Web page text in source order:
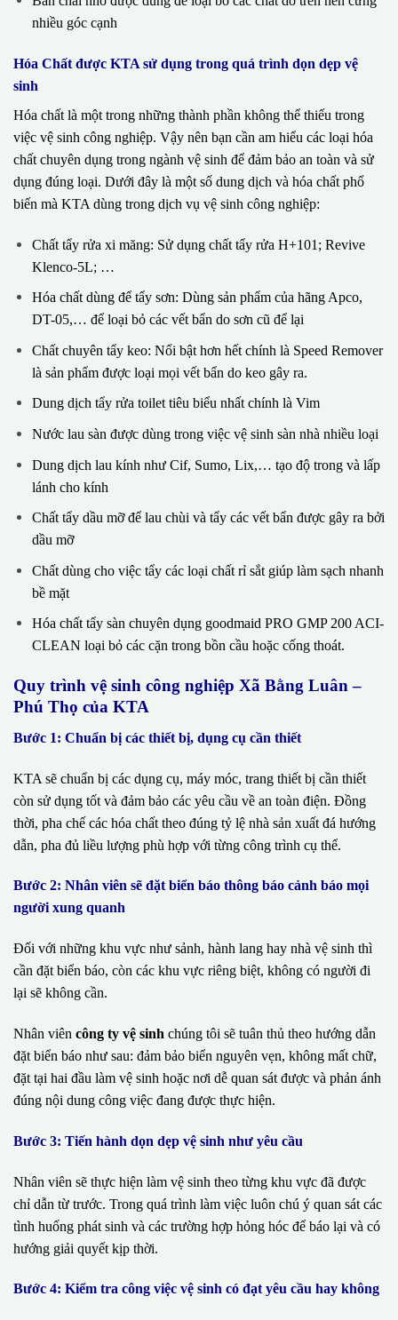
nhiều góc cạnh
Hóa Chất được KTA sử dụng trong quá trình dọn dẹp vệ
sinh
Hóa chất là một trong những thành phần không thể thiếu trong
việc vệ sinh công nghiệp. Vậy nên bạn cần am hiểu các loại hóa
chất chuyên dụng trong ngành vệ sinh để đảm bảo an toàn và sử
dụng đúng loại. Dưới đây là một số dung dịch và hóa chất phổ
biến mà KTA dùng trong dịch vụ vệ sinh công nghiệp:
Chất tẩy rửa xi măng: Sử dụng chất tẩy rửa H+101; Revive
Klenco-5L; …
Hóa chất dùng để tẩy sơn: Dùng sản phẩm của hãng Apco,
DT-05,… để loại bỏ các vết bẩn do sơn cũ để lại
Chất chuyên tẩy keo: Nổi bật hơn hết chính là Speed Remover
là sản phẩm được loại mọi vết bẩn do keo gây ra.
Dung dịch tẩy rửa toilet tiêu biểu nhất chính là Vim
Nước lau sàn được dùng trong việc vệ sinh sàn nhà nhiều loại
Dung dịch lau kính như Cif, Sumo, Lix,… tạo độ trong và lấp
lánh cho kính
Chất tẩy dầu mỡ để lau chùi và tẩy các vết bẩn được gây ra bởi
dầu mỡ
Chất dùng cho việc tẩy các loại chất rỉ sắt giúp làm sạch nhanh
bề mặt
Hóa chất tẩy sàn chuyên dụng goodmaid PRO GMP 200 ACI-
CLEAN loại bỏ các cặn trong bồn cầu hoặc cống thoát.
Quy trình vệ sinh công nghiệp Xã Bằng Luân –
Phú Thọ của KTA
Bước 1: Chuẩn bị các thiết bị, dụng cụ cần thiết
KTA sẽ chuẩn bị các dụng cụ, máy móc, trang thiết bị cần thiết
còn sử dụng tốt và đảm bảo các yêu cầu về an toàn điện. Đồng
thời, pha chế các hóa chất theo đúng tỷ lệ nhà sản xuất đá hướng
dẫn, pha đủ liều lượng phù hợp với từng công trình cụ thể.
Bước 2: Nhân viên sẽ đặt biển báo thông báo cảnh báo mọi
người xung quanh
Đối với những khu vực như sảnh, hành lang hay nhà vệ sinh thì
cần đặt biển báo, còn các khu vực riêng biệt, không có người đi
lại sẽ không cần.
Nhân viên công ty vệ sinh chúng tôi sẽ tuân thủ theo hướng dẫn
đặt biển báo như sau: đảm bảo biển nguyên vẹn, không mất chữ,
đặt tại hai đầu làm vệ sinh hoặc nơi dễ quan sát được và phản ánh
đúng nội dung công việc đang được thực hiện.
Bước 3: Tiến hành dọn dẹp vệ sinh như yêu cầu
Nhân viên sẽ thực hiện làm vệ sinh theo từng khu vực đã được
chỉ dẫn từ trước. Trong quá trình làm việc luôn chú ý quan sát các
tình huống phát sinh và các trường hợp hỏng hóc để báo lại và có
hướng giải quyết kịp thời.
Bước 4: Kiểm tra công việc vệ sinh có đạt yêu cầu hay không